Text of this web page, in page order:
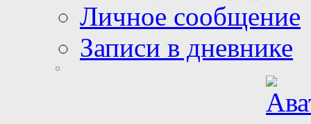
Личное сообщение
Записи в дневнике